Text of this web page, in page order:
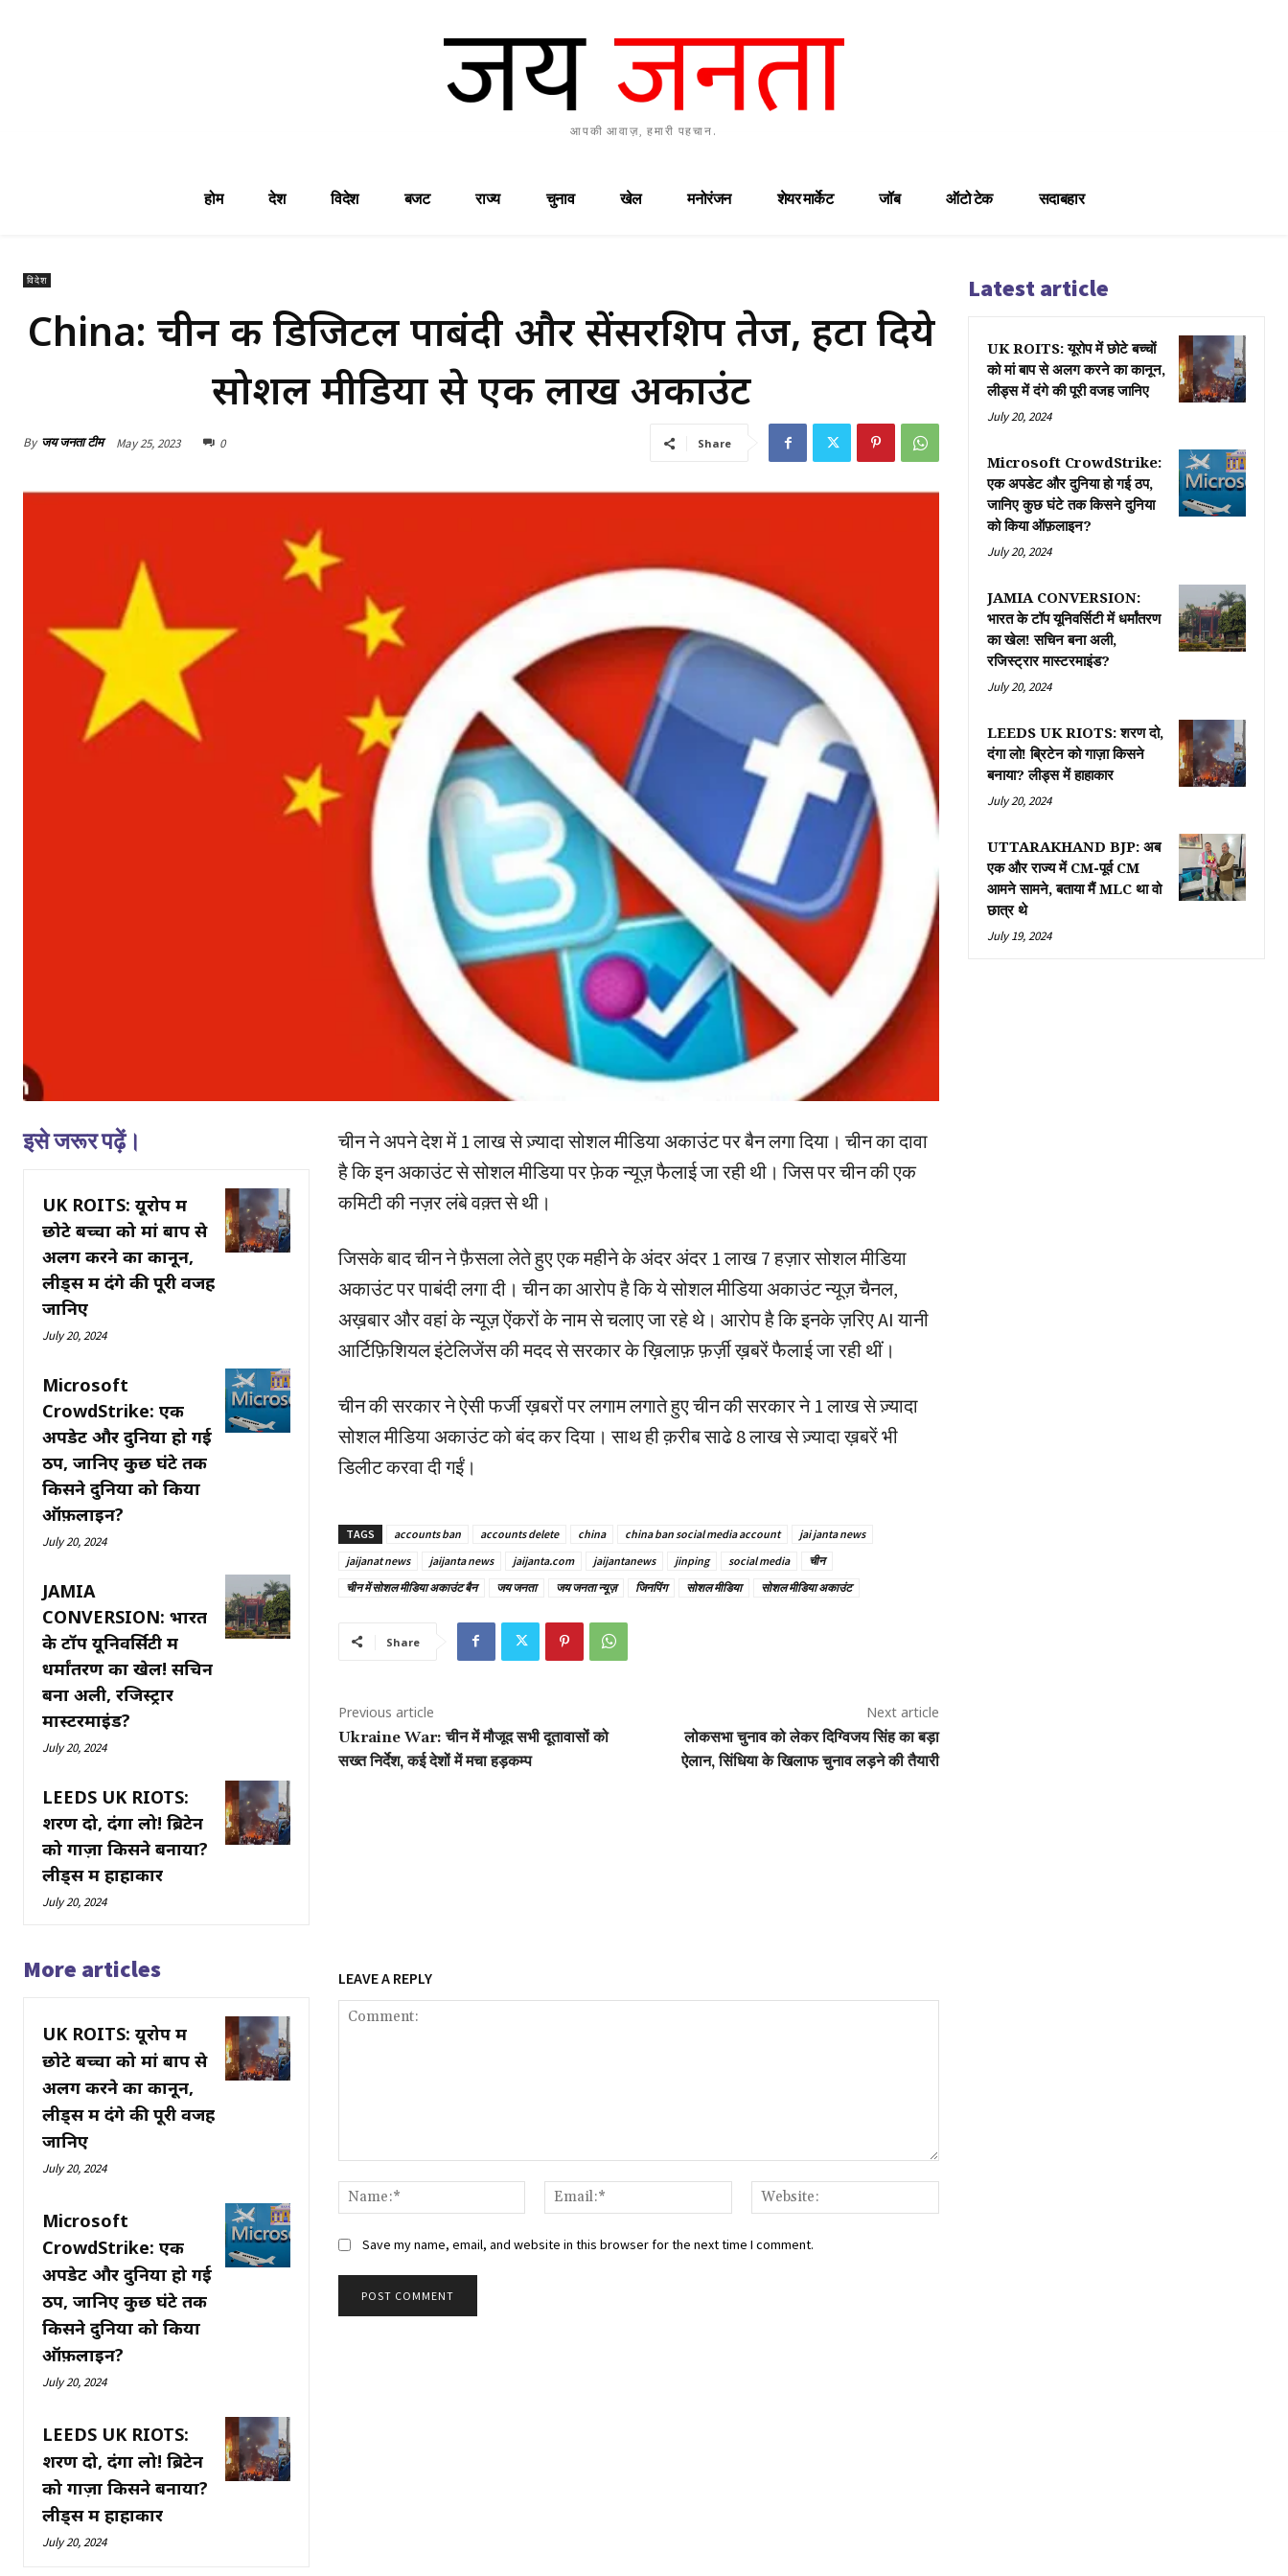
आपकी आवाज़, हमारी पहचान.
होम देश विदेश बजट राज्य चुनाव खेल मनोरंजन शेयर मार्केट जॉब ऑटो टेक सदाबहार
विदेश
China: चीन की डिजिटल पाबंदी और सेंसरशिप तेज, हटा दिये
सोशल मीडिया से एक लाख अकाउंट
By जय जनता टीम May 25, 2023 0 Share
इसे जरूर पढ़ें।
UK ROITS: यूरोप में
छोटे बच्चों को मां बाप से
अलग करने का कानून,
लीड्स में दंगे की पूरी वजह
जानिए
July 20, 2024
Microsoft
CrowdStrike: एक
अपडेट और दुनिया हो गई
ठप, जानिए कुछ घंटे तक
किसने दुनिया को किया
ऑफ़लाइन?
July 20, 2024
JAMIA
CONVERSION: भारत
के टॉप यूनिवर्सिटी में
धर्मांतरण का खेल! सचिन
बना अली, रजिस्ट्रार
मास्टरमाइंड?
July 20, 2024
LEEDS UK RIOTS:
शरण दो, दंगा लो! ब्रिटेन
को गाज़ा किसने बनाया?
लीड्स में हाहाकार
July 20, 2024
चीन ने अपने देश में 1 लाख से ज़्यादा सोशल मीडिया अकाउंट पर बैन लगा दिया। चीन का दावा
है कि इन अकाउंट से सोशल मीडिया पर फ़ेक न्यूज़ फैलाई जा रही थी। जिस पर चीन की एक
कमिटी की नज़र लंबे वक़्त से थी।
जिसके बाद चीन ने फ़ैसला लेते हुए एक महीने के अंदर अंदर 1 लाख 7 हज़ार सोशल मीडिया
अकाउंट पर पाबंदी लगा दी। चीन का आरोप है कि ये सोशल मीडिया अकाउंट न्यूज़ चैनल,
अख़बार और वहां के न्यूज़ ऐंकरों के नाम से चलाए जा रहे थे। आरोप है कि इनके ज़रिए AI यानी
आर्टिफ़िशियल इंटेलिजेंस की मदद से सरकार के ख़िलाफ़ फ़र्ज़ी ख़बरें फैलाई जा रही थीं।
चीन की सरकार ने ऐसी फर्जी ख़बरों पर लगाम लगाते हुए चीन की सरकार ने 1 लाख से ज़्यादा
सोशल मीडिया अकाउंट को बंद कर दिया। साथ ही क़रीब साढे 8 लाख से ज़्यादा ख़बरें भी
डिलीट करवा दी गईं।
TAGS accounts ban accounts delete china china ban social media account
jai janta news
jaijanat news
jaijanta news jaijanta.com jaijantanews jinping social media
चीन
चीन में सोशल मीडिया अकाउंट बैन
जय जनता जय जनता न्यूज़ जिनपिंग सोशल मीडिया सोशल मीडिया अकाउंट
Share
Previous article
Ukraine War: चीन में मौजूद सभी दूतावासों को
सख्त निर्देश, कई देशों में मचा हड़कम्प
Next article
लोकसभा चुनाव को लेकर दिग्विजय सिंह का बड़ा
ऐलान, सिंधिया के खिलाफ चुनाव लड़ने की तैयारी
More articles
UK ROITS: यूरोप में
छोटे बच्चों को मां बाप से
अलग करने का कानून,
लीड्स में दंगे की पूरी वजह
जानिए
July 20, 2024
Microsoft
CrowdStrike: एक
अपडेट और दुनिया हो गई
ठप, जानिए कुछ घंटे तक
किसने दुनिया को किया
ऑफ़लाइन?
July 20, 2024
LEEDS UK RIOTS:
शरण दो, दंगा लो! ब्रिटेन
को गाज़ा किसने बनाया?
लीड्स में हाहाकार
July 20, 2024
LEAVE A REPLY
Name:*
Email:*
Save my name, email, and website in this browser for the next time I comment.
Latest article
UK ROITS: यूरोप में छोटे बच्चों
को मां बाप से अलग करने का कानून,
लीड्स में दंगे की पूरी वजह जानिए
July 20, 2024
Microsoft CrowdStrike:
एक अपडेट और दुनिया हो गई ठप,
जानिए कुछ घंटे तक किसने दुनिया
को किया ऑफ़लाइन?
July 20, 2024
JAMIA CONVERSION:
भारत के टॉप यूनिवर्सिटी में धर्मांतरण
का खेल! सचिन बना अली,
रजिस्ट्रार मास्टरमाइंड?
July 20, 2024
LEEDS UK RIOTS: शरण दो,
दंगा लो! ब्रिटेन को गाज़ा किसने
बनाया? लीड्स में हाहाकार
July 20, 2024
UTTARAKHAND BJP: अब
एक और राज्य में CM-पूर्व CM
आमने सामने, बताया मैं MLC था वो
छात्र थे
July 19, 2024